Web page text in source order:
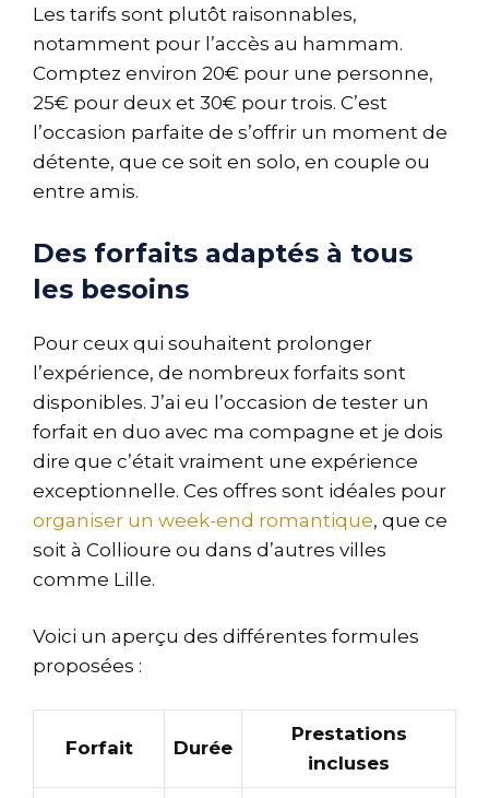
Les tarifs sont plutôt raisonnables,
notamment pour l’accès au hammam.
Comptez environ 20€ pour une personne,
25€ pour deux et 30€ pour trois. C’est
l’occasion parfaite de s’offrir un moment de
détente, que ce soit en solo, en couple ou
entre amis.
Des forfaits adaptés à tous
les besoins
Pour ceux qui souhaitent prolonger
l’expérience, de nombreux forfaits sont
disponibles. J’ai eu l’occasion de tester un
forfait en duo avec ma compagne et je dois
dire que c’était vraiment une expérience
exceptionnelle. Ces offres sont idéales pour
organiser un week-end romantique, que ce
soit à Collioure ou dans d’autres villes
comme Lille.
Voici un aperçu des différentes formules
proposées :
Forfait Durée
Prestations
incluses